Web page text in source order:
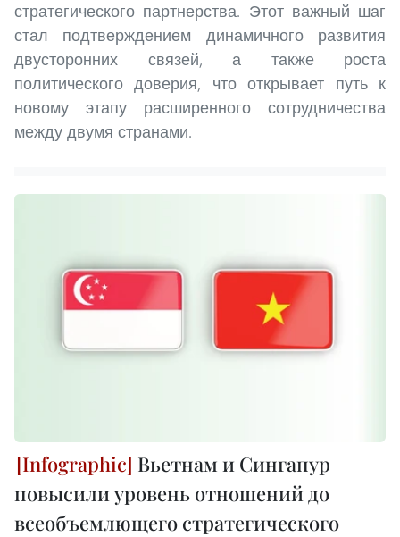
стратегического партнерства. Этот важный шаг
стал подтверждением динамичного развития
двусторонних связей, а также роста
политического доверия, что открывает путь к
новому этапу расширенного сотрудничества
между двумя странами.
Вьетнам и Сингапур
повысили уровень отношений до
всеобъемлющего стратегического